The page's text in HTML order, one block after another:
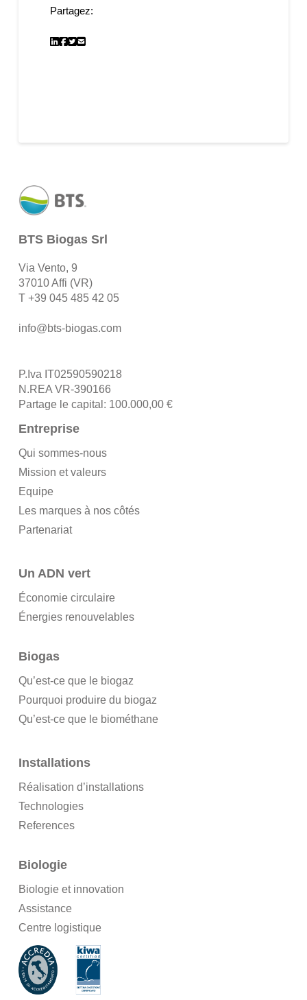
Partagez:
BTS Biogas Srl
Via Vento, 9
37010 Affi (VR)
T +39 045 485 42 05
info@bts-biogas.com
P.Iva IT02590590218
N.REA VR-390166
Partage le capital: 100.000,00 €
Entreprise
Qui sommes-nous
Mission et valeurs
Equipe
Les marques à nos côtés
Partenariat
Un ADN vert
Économie circulaire
Énergies renouvelables
Biogas
Qu’est-ce que le biogaz
Pourquoi produire du biogaz
Qu’est-ce que le biométhane
Installations
Réalisation d’installations
Technologies
References
Biologie
Biologie et innovation
Assistance
Centre logistique